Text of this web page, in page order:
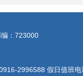
：723000
2996588 假日值班